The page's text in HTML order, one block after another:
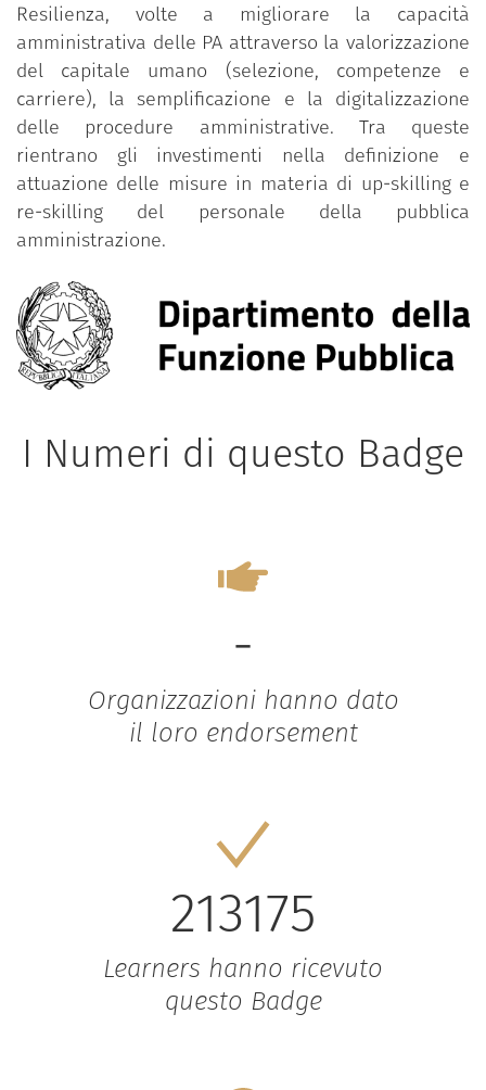
Resilienza, volte a migliorare la capacità
amministrativa delle PA attraverso la valorizzazione
del capitale umano (selezione, competenze e
carriere), la semplificazione e la digitalizzazione
delle procedure amministrative. Tra queste
rientrano gli investimenti nella definizione e
attuazione delle misure in materia di up-skilling e
re-skilling del personale della pubblica
amministrazione.
I Numeri di questo Badge
-
Organizzazioni hanno dato
il loro endorsement
213175
Learners hanno ricevuto
questo Badge